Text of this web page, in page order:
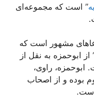
” است که مجموعه‌ای
مشهور است که
ابوحمزه به نقل از
ابوحمزه، راوی،
بوده و از اصحاب